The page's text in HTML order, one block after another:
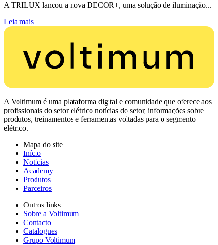
A TRILUX lançou a nova DECOR+, uma solução de iluminação...
Leia mais
A Voltimum é uma plataforma digital e comunidade que oferece aos
profissionais do setor elétrico notícias do setor, informações sobre
produtos, treinamentos e ferramentas voltadas para o segmento
elétrico.
Mapa do site
Início
Notícias
Academy
Produtos
Parceiros
Outros links
Sobre a Voltimum
Contacto
Catalogues
Grupo Voltimum